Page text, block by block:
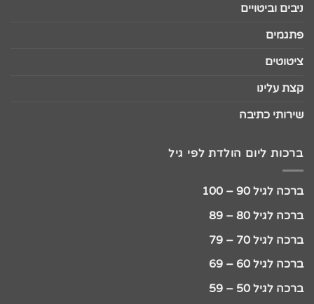
ניבים וביטויים
פתגמים
ציטוטים
קצת עלינו
שירותי כתיבה
ברכות ליום הולדת לפי גיל
ברכה לגיל 90 – 100
ברכה לגיל 80 – 89
ברכה לגיל 70 – 79
ברכה לגיל 60 – 69
ברכה לגיל 50 – 59